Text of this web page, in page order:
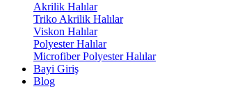
Akrilik Halılar
Triko Akrilik Halılar
Viskon Halılar
Polyester Halılar
Microfiber Polyester Halılar
Bayi Giriş
Blog